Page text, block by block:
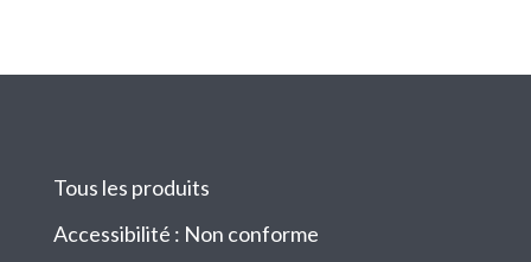
Tous les produits
Accessibilité : Non conforme